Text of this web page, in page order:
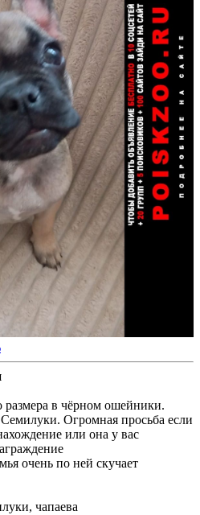
в чёрном ошейники.
Огромная просьба если
или она у вас
очень по ней скучает
чапаева